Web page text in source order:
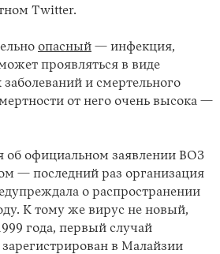
Twitter.
опасный — инфекция,
проявляться в виде
и смертельного
от него очень высока —
официальном заявлении ВОЗ
— последний раз организация
о распространении
К тому же вирус не новый,
года, первый случай
в Малайзии